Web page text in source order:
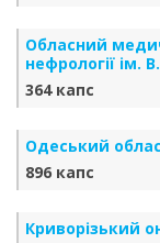
Обласний
нефрології ім.
364 капс
Одеський
896 капс
Криворізький